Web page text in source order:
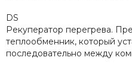
DS
Рекуператор перегрева.
теплообменник, который
последовательно между